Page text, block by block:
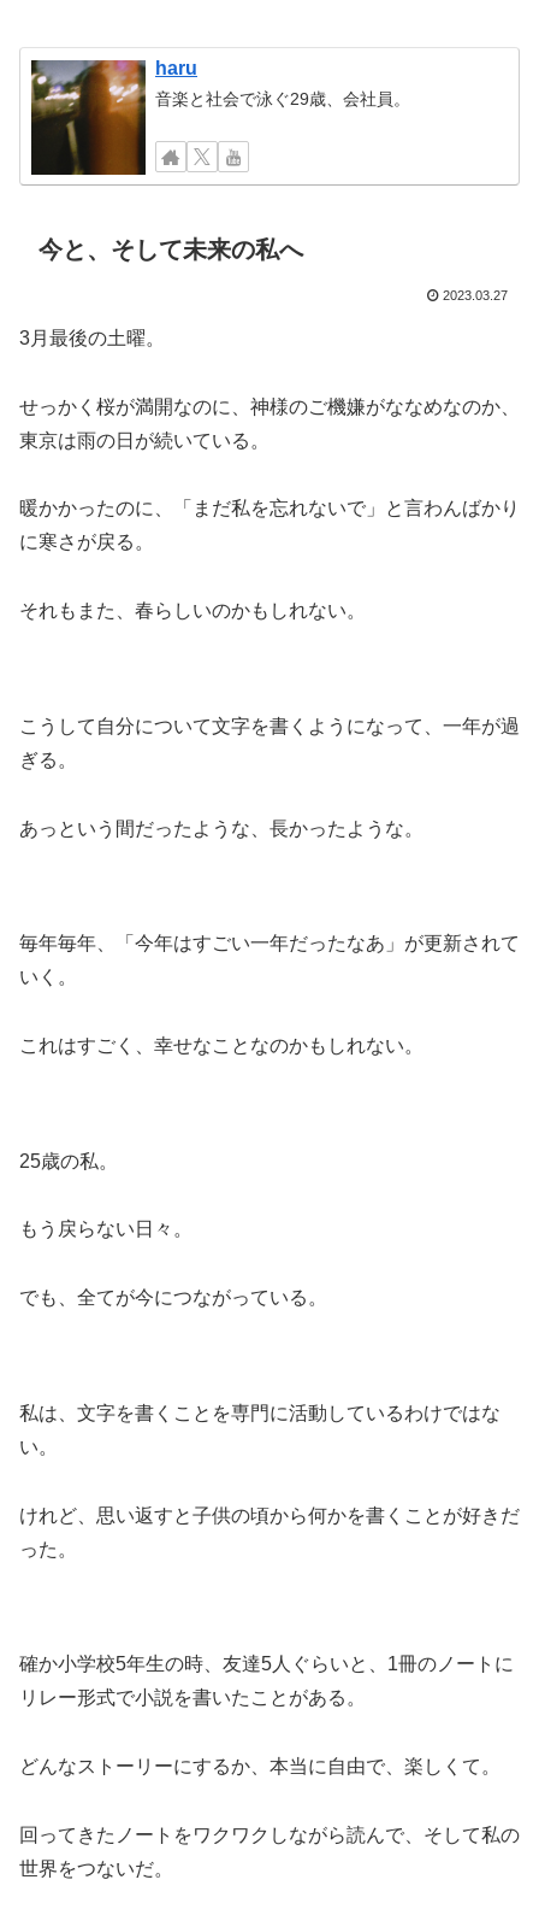
haru
音楽と社会で泳ぐ29歳、会社員。
今と、そして未来の私へ
2023.03.27
3月最後の土曜。
せっかく桜が満開なのに、神様のご機嫌がななめなのか、
東京は雨の日が続いている。
暖かかったのに、「まだ私を忘れないで」と言わんばかり
に寒さが戻る。
それもまた、春らしいのかもしれない。
こうして自分について文字を書くようになって、一年が過
ぎる。
あっという間だったような、長かったような。
毎年毎年、「今年はすごい一年だったなあ」が更新されて
いく。
これはすごく、幸せなことなのかもしれない。
25歳の私。
もう戻らない日々。
でも、全てが今につながっている。
私は、文字を書くことを専門に活動しているわけではな
い。
けれど、思い返すと子供の頃から何かを書くことが好きだ
った。
確か小学校5年生の時、友達5人ぐらいと、1冊のノートに
リレー形式で小説を書いたことがある。
どんなストーリーにするか、本当に自由で、楽しくて。
回ってきたノートをワクワクしながら読んで、そして私の
世界をつないだ。